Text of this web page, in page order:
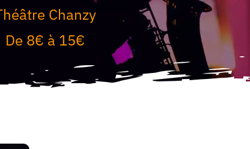
Chanzy
De 8€ à 15€